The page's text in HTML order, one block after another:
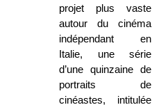
projet plus vaste
autour du cinéma
indépendant en
Italie, une série
d’une quinzaine de
portraits de
cinéastes, intitulée